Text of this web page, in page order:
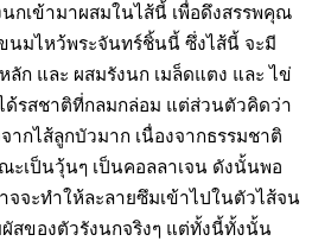
นกเข้ามาผสมในไส้นี้ เพื่อดึงสรรพคุณ
นมไหว้พระจันทร์ชิ้นนี้ ซึ่งไส้นี้ จะมี
ก และ ผสมรังนก เมล็ดแตง และ ไข่
ด้รสชาติที่กลมกล่อม แต่ส่วนตัวคิดว่า
กไส้ลูกบัวมาก เนื่องจากธรรมชาติ
ะเป็นวุ้นๆ เป็นคอลลาเจน ดังนั้นพอ
จจะทำให้ละลายซึมเข้าไปในตัวไส้จน
สของตัวรังนกจริงๆ แต่ทั้งนี้ทั้งนั้น